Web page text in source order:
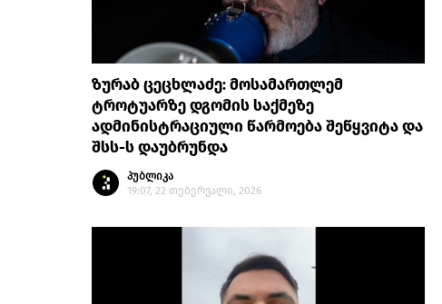
ზურაბ ცეცხლაძე: მოსამართლემ
ტროტუარზე დგომის საქმეზე
ადმინისტრაციული წარმოება შეწყვიტა და
შსს-ს დაუბრუნდა
პუბლიკა
19:07, 22 თებერვალი, 2026